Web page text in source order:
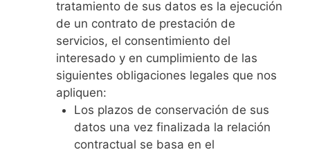
tratamiento de sus datos es la ejecución
de un contrato de prestación de
servicios, el consentimiento del
interesado y en cumplimiento de las
siguientes obligaciones legales que nos
apliquen:
Los plazos de conservación de sus
datos una vez finalizada la relación
contractual se basa en el